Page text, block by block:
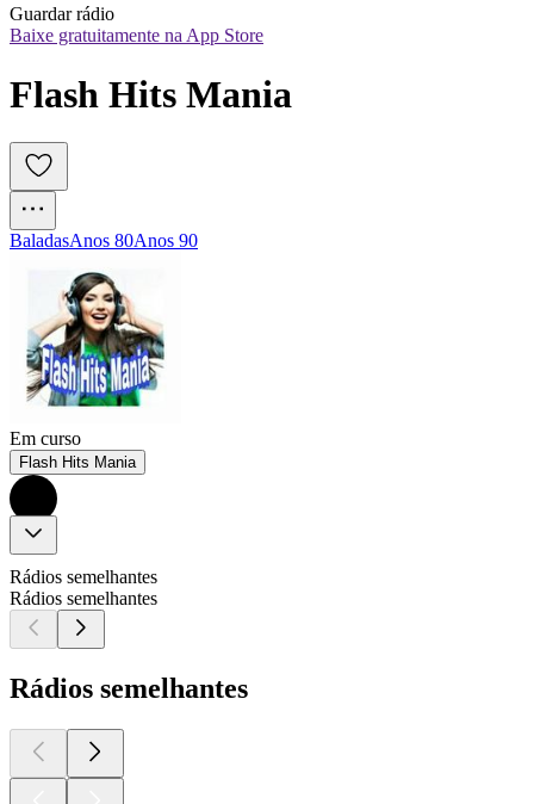
Guardar rádio
Baixe gratuitamente na App Store
Flash Hits Mania
BaladasAnos 80Anos 90
Em curso
Flash Hits Mania
Rádios semelhantes
Rádios semelhantes
Rádios semelhantes